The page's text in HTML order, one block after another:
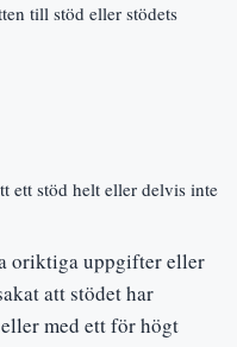
till stöd eller stödets
ett stöd helt eller delvis inte
oriktiga uppgifter eller
att stödet har
med ett för högt